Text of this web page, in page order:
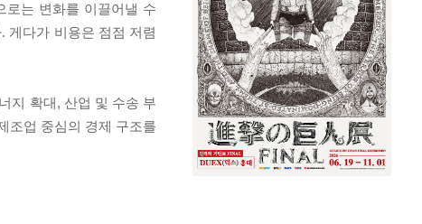
로는 변화를 이끌어낼 수
게다가 비용은 점점 저렴
지 확대, 산업 및 수송 부
조업 중심의 경제 구조를